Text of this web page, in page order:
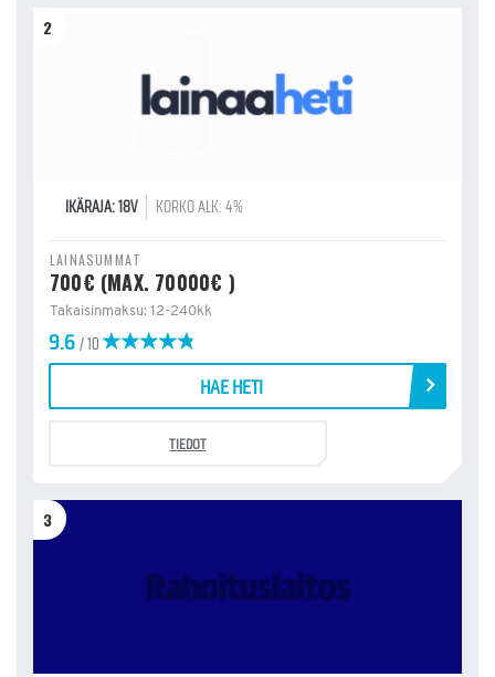
2
IKÄRAJA: 18V KORKO ALK: 4%
LAINASUMMAT
700€ (MAX. 70000€ )
Takaisinmaksu: 12-240kk
9.6/ 10
HAE HETI
TIEDOT
3